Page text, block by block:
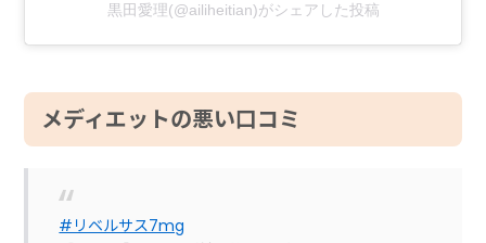
黒田愛理(@ailiheitian)がシェアした投稿
メディエットの悪い口コミ
#リベルサス7mg